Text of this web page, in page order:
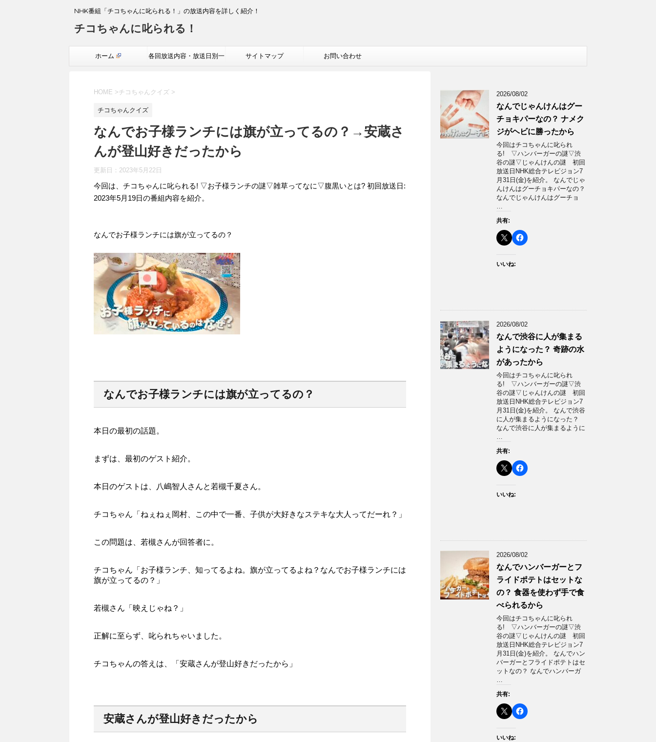
NHK番組「チコちゃんに叱られる！」の放送内容を詳しく紹介！
チコちゃんに叱られる！
ホーム 各回放送内容・放送日別一 サイトマップ お問い合わせ
HOME >チコちゃんクイズ >
チコちゃんクイズ
なんでお子様ランチには旗が立ってるの？→安蔵さ
んが登山好きだったから
更新日： 2023年5月22日
今回は、チコちゃんに叱られる! ▽お子様ランチの謎▽雑草ってなに▽腹黒いとは? 初回放送日:
2023年5月19日の番組内容を紹介。
なんでお子様ランチには旗が立ってるの？
なんでお子様ランチには旗が立ってるの？
本日の最初の話題。
まずは、最初のゲスト紹介。
本日のゲストは、八嶋智人さんと若槻千夏さん。
チコちゃん「ねぇねぇ岡村、この中で一番、子供が大好きなステキな大人ってだーれ？」
この問題は、若槻さんが回答者に。
チコちゃん「お子様ランチ、知ってるよね。旗が立ってるよね？なんでお子様ランチには
旗が立ってるの？」
若槻さん「映えじゃね？」
正解に至らず、叱られちゃいました。
チコちゃんの答えは、「安蔵さんが登山好きだったから」
安蔵さんが登山好きだったから
2026/08/02
なんでじゃんけんはグー
チョキパーなの？ ナメク
ジがヘビに勝ったから
今回はチコちゃんに叱られ
る! ▽ハンバーガーの謎▽渋
谷の謎▽じゃんけんの謎 初回
放送日NHK総合テレビジョン7
月31日(金)を紹介。 なんでじゃ
んけんはグーチョキパーなの？
なんでじゃんけんはグーチョ
…
共有:
いいね:
2026/08/02
なんで渋谷に人が集まる
ようになった？ 奇跡の水
があったから
今回はチコちゃんに叱られ
る! ▽ハンバーガーの謎▽渋
谷の謎▽じゃんけんの謎 初回
放送日NHK総合テレビジョン7
月31日(金)を紹介。 なんで渋谷
に人が集まるようになった？
なんで渋谷に人が集まるように
…
共有:
いいね:
2026/08/02
なんでハンバーガーとフ
ライドポテトはセットな
の？ 食器を使わず手で食
べられるから
今回はチコちゃんに叱られ
る! ▽ハンバーガーの謎▽渋
谷の謎▽じゃんけんの謎 初回
放送日NHK総合テレビジョン7
月31日(金)を紹介。 なんでハン
バーガーとフライドポテトはセ
ットなの？ なんでハンバーガ
…
共有:
いいね: